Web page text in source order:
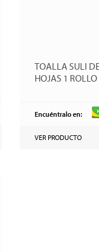
TOALLA SULI
HOJAS 1 ROLLO
Encuéntralo en:
VER PRODUCTO